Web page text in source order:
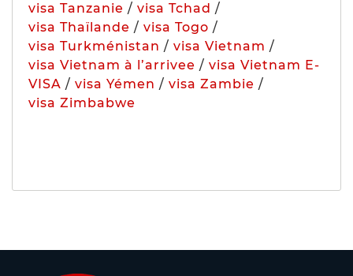
visa Tanzanie / visa Tchad /
visa Thaïlande / visa Togo /
visa Turkménistan / visa Vietnam /
visa Vietnam à l’arrivee / visa Vietnam E-
VISA / visa Yémen / visa Zambie /
visa Zimbabwe